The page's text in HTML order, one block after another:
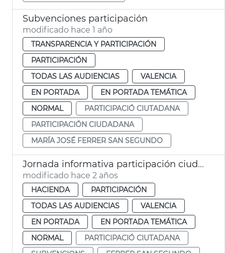
Subvenciones participación
modificado hace 1 año
TRANSPARENCIA Y PARTICIPACIÓN
PARTICIPACIÓN
TODAS LAS AUDIENCIAS
VALENCIA
EN PORTADA
EN PORTADA TEMÁTICA
NORMAL
PARTICIPACIÓ CIUTADANA
PARTICIPACIÓN CIUDADANA
MARÍA JOSÉ FERRER SAN SEGUNDO
Jornada informativa participación ciudadana
modificado hace 2 años
HACIENDA
PARTICIPACIÓN
TODAS LAS AUDIENCIAS
VALENCIA
EN PORTADA
EN PORTADA TEMÁTICA
NORMAL
PARTICIPACIÓ CIUTADANA